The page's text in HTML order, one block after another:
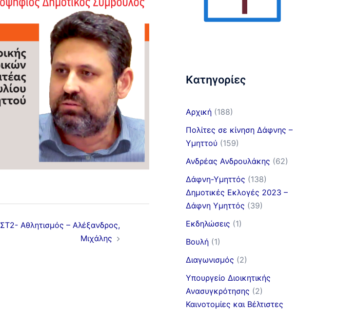
ΣΤ2- Αθλητισμός – Αλέξανδρος,
Μιχάλης
Kατηγορίες
Αρχική(188)
Πολίτες σε κίνηση Δάφνης –
Υμηττού (159)
Ανδρέας Ανδρουλάκης (62)
Δάφνη-Υμηττός (138)
Δημοτικές Εκλογές 2023 –
Δάφνη Υμηττός (39)
Εκδηλώσεις (1)
Βουλή(1)
Διαγωνισμός (2)
Υπουργείο Διοικητικής
Ανασυγκρότησης (2)
Καινοτομίες και Βέλτιστες